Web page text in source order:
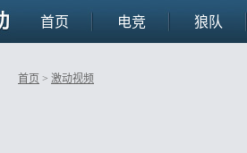
首页 电竞 狼队
首页 > 激动视频